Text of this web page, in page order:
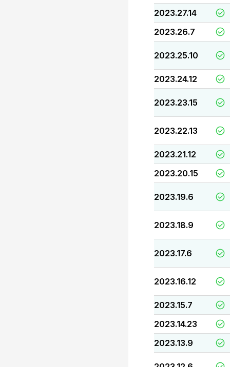
2023.27.14
2023.26.7
2023.25.10
2023.24.12
2023.23.15
2023.22.13
2023.21.12
2023.20.15
2023.19.6
2023.18.9
2023.17.6
2023.16.12
2023.15.7
2023.14.23
2023.13.9